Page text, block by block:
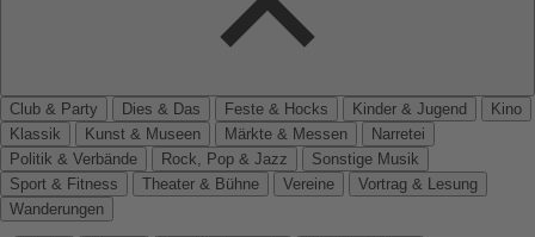
Club & Party Dies & Das Feste & Hocks Kinder & Jugend
Kino
Klassik
Kunst & Museen Märkte & Messen
Narretei
Politik & Verbände
Rock, Pop & Jazz
Sonstige Musik
Sport & Fitness
Theater & Bühne Vereine
Vortrag & Lesung
Wanderungen